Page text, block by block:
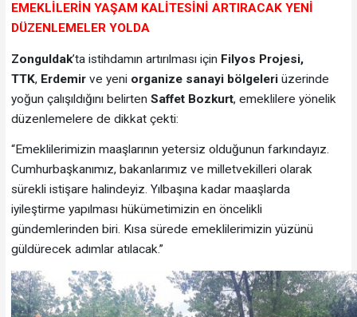
EMEKLİLERİN YAŞAM KALİTESİNİ ARTIRACAK YENİ
DÜZENLEMELER YOLDA
Zonguldak’ta istihdamın artırılması için Filyos Projesi,
TTK, Erdemirve yeni organize sanayi bölgeleriüzerinde
yoğun çalışıldığını belirten Saffet Bozkurt, emeklilere yönelik
düzenlemelere de dikkat çekti:
“Emeklilerimizin maaşlarının yetersiz olduğunun farkındayız.
Cumhurbaşkanımız, bakanlarımız ve milletvekilleri olarak
sürekli istişare halindeyiz. Yılbaşına kadar maaşlarda
iyileştirme yapılması hükümetimizin en öncelikli
gündemlerinden biri. Kısa sürede emeklilerimizin yüzünü
güldürecek adımlar atılacak.”